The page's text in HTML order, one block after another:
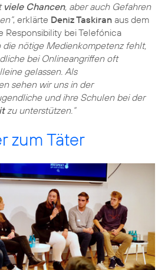
viele Chancen, aber auch Gefahren
, erklärte Deniz Taskiran aus dem
Responsibility bei Telefónica
die nötige Medienkompetenz fehlt,
bei Onlineangriffen oft
gelassen. Als
sehen wir uns in der
und ihre Schulen bei der
zu unterstützen.“
zum Täter